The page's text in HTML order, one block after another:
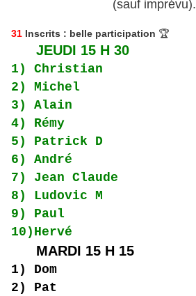
(sauf imprévu).
31 Inscrits : belle participation 🏆
JEUDI 15 H 30
1) Christian
2) Michel
3) Alain
4) Rémy
5) Patrick D
6) André
7) Jean Claude
8) Ludovic M
9) Paul
10)Hervé
MARDI 15 H 15
1) Dom
2) Pat